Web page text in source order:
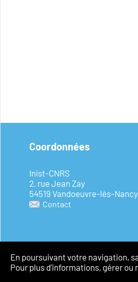
Coordonnées
Inist-CNRS
2, rue Jean Zay
54519 Vandoeuvre-lès-Nancy
Contact
En poursuivant votre navigation,
Pour plus d'informations, gérer